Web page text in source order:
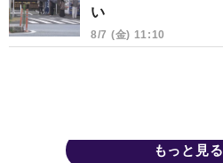
い
8/7 (金) 11:10
もっと見る